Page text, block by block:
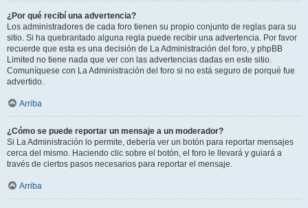
¿Por qué recibí una advertencia?
Los administradores de cada foro tienen su propio conjunto de reglas para su
sitio. Si ha quebrantado alguna regla puede recibir una advertencia. Por favor
recuerde que esta es una decisión de La Administración del foro, y phpBB
Limited no tiene nada que ver con las advertencias dadas en este sitio.
Comuníquese con La Administración del foro si no está seguro de porqué fue
advertido.
Arriba
¿Cómo se puede reportar un mensaje a un moderador?
Si La Administración lo permite, debería ver un botón para reportar mensajes
cerca del mismo. Haciendo clic sobre el botón, el foro le llevará y guiará a
través de ciertos pasos necesarios para reportar el mensaje.
Arriba